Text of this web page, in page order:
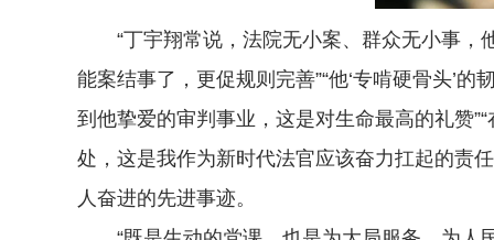
“丁宇翔常说，法院无小案、群众无小事，
能案结事了，更促规则完善”“他‘专啃硬骨头’
到他挚爱的审判事业，这是对生命最高的礼赞
处，这是我作为新时代法官应该奋力扛起的责
人奋进的先进事迹。